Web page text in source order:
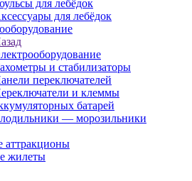
для лебёдок
для лебёдок
и стабилизаторы
переключателей
и клеммы
батарей
— морозильники
аттракционы
жилеты